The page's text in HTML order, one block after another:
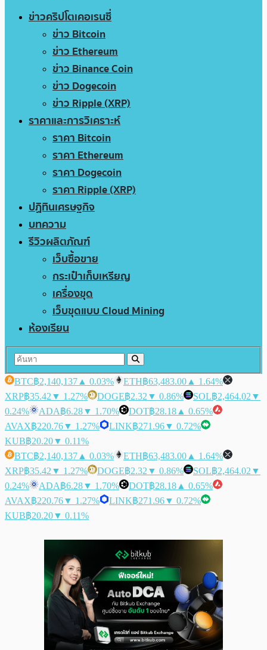
ข่าวคริปโตเคอเรนซี่
ข่าว Bitcoin
ข่าว Ethereum
ข่าว Binance Coin
ข่าว Dogecoin
ข่าว Ripple (XRP)
ราคาและการวิเคราะห์
ราคา Bitcoin
ราคา Ethereum
ราคา Dogecoin
ราคา Ripple (XRP)
ปฏิทินเศรษฐกิจ
บทความ
รีวิวผลิตภัณฑ์
เว็บซื้อขาย
กระเป๋าเก็บเหรียญ
เครื่องขุด
เว็บขุดแบบ Cloud Mining
ห้องเรียน
BTC฿2,140,137 ▲ 0.03% ETH฿63,483.00 ▲ 1.64%
XRP฿35.42 ▼ 1.27% DOGE฿2.32 ▼ 0.86% SOL฿2,464.02 ▼
0.24%
ADA฿6.28▼ 1.70% DOT฿28.18 ▲ 0.65%
AVAX฿220.76▼ 1.27% LINK฿271.96▼ 0.72%
KUB฿20.20▼ 0.11%
BTC฿2,140,137 ▲ 0.03% ETH฿63,483.00 ▲ 1.64%
XRP฿35.42 ▼ 1.27% DOGE฿2.32 ▼ 0.86% SOL฿2,464.02 ▼
0.24%
ADA฿6.28▼ 1.70% DOT฿28.18 ▲ 0.65%
AVAX฿220.76▼ 1.27% LINK฿271.96▼ 0.72%
KUB฿20.20▼ 0.11%